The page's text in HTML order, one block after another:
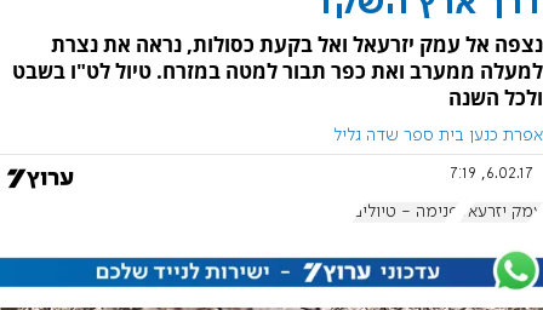
נצפה אל עמק יזרעאל ואל בקעת כסולות, נראה את נצרת
למעלה ממערב ואת כפר תבור למטה במזרח. טיול לט"ו בשבט
ולכל השנה
אפרת כנען בית ספר שדה גליל
6.02.17, 7:19
עמק יזרעאל פנימה - טיולים